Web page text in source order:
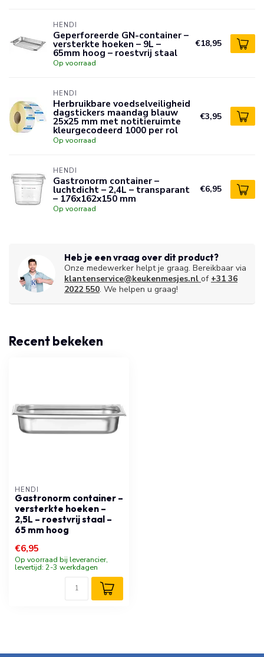
HENDI
Geperforeerde GN-container –
versterkte hoeken – 9L –
65mm hoog – roestvrij staal
Op voorraad
€18,95
HENDI
Herbruikbare voedselveiligheid
dagstickers maandag blauw
25x25 mm met notitieruimte
kleurgecodeerd 1000 per rol
Op voorraad
€3,95
HENDI
Gastronorm container –
luchtdicht – 2,4L – transparant
– 176x162x150 mm
Op voorraad
€6,95
Heb je een vraag over dit product?
Onze medewerker helpt je graag. Bereikbaar via
klantenservice@keukenmesjes.nl of +31 36
2022 550. We helpen u graag!
Recent bekeken
HENDI
Gastronorm container –
versterkte hoeken –
2,5L – roestvrij staal –
65 mm hoog
€6,95
Op voorraad bij leverancier,
levertijd: 2-3 werkdagen